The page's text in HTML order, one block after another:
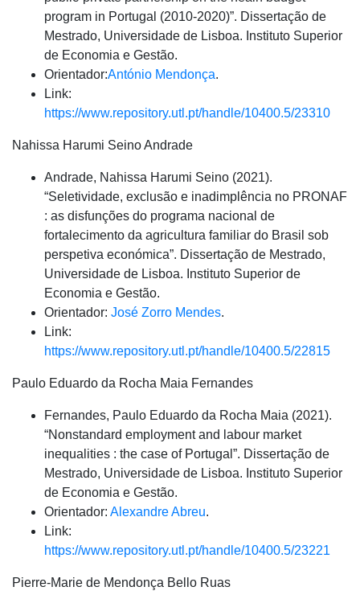
program in Portugal (2010-2020)”. Dissertação de
Mestrado, Universidade de Lisboa. Instituto Superior
de Economia e Gestão.
Orientador:António Mendonça.
Link:
https://www.repository.utl.pt/handle/10400.5/23310
Nahissa Harumi Seino Andrade
Andrade, Nahissa Harumi Seino (2021).
“Seletividade, exclusão e inadimplência no PRONAF
: as disfunções do programa nacional de
fortalecimento da agricultura familiar do Brasil sob
perspetiva económica”. Dissertação de Mestrado,
Universidade de Lisboa. Instituto Superior de
Economia e Gestão.
Orientador: José Zorro Mendes.
Link:
https://www.repository.utl.pt/handle/10400.5/22815
Paulo Eduardo da Rocha Maia Fernandes
Fernandes, Paulo Eduardo da Rocha Maia (2021).
“Nonstandard employment and labour market
inequalities : the case of Portugal”. Dissertação de
Mestrado, Universidade de Lisboa. Instituto Superior
de Economia e Gestão.
Orientador: Alexandre Abreu.
Link:
https://www.repository.utl.pt/handle/10400.5/23221
Pierre-Marie de Mendonça Bello Ruas